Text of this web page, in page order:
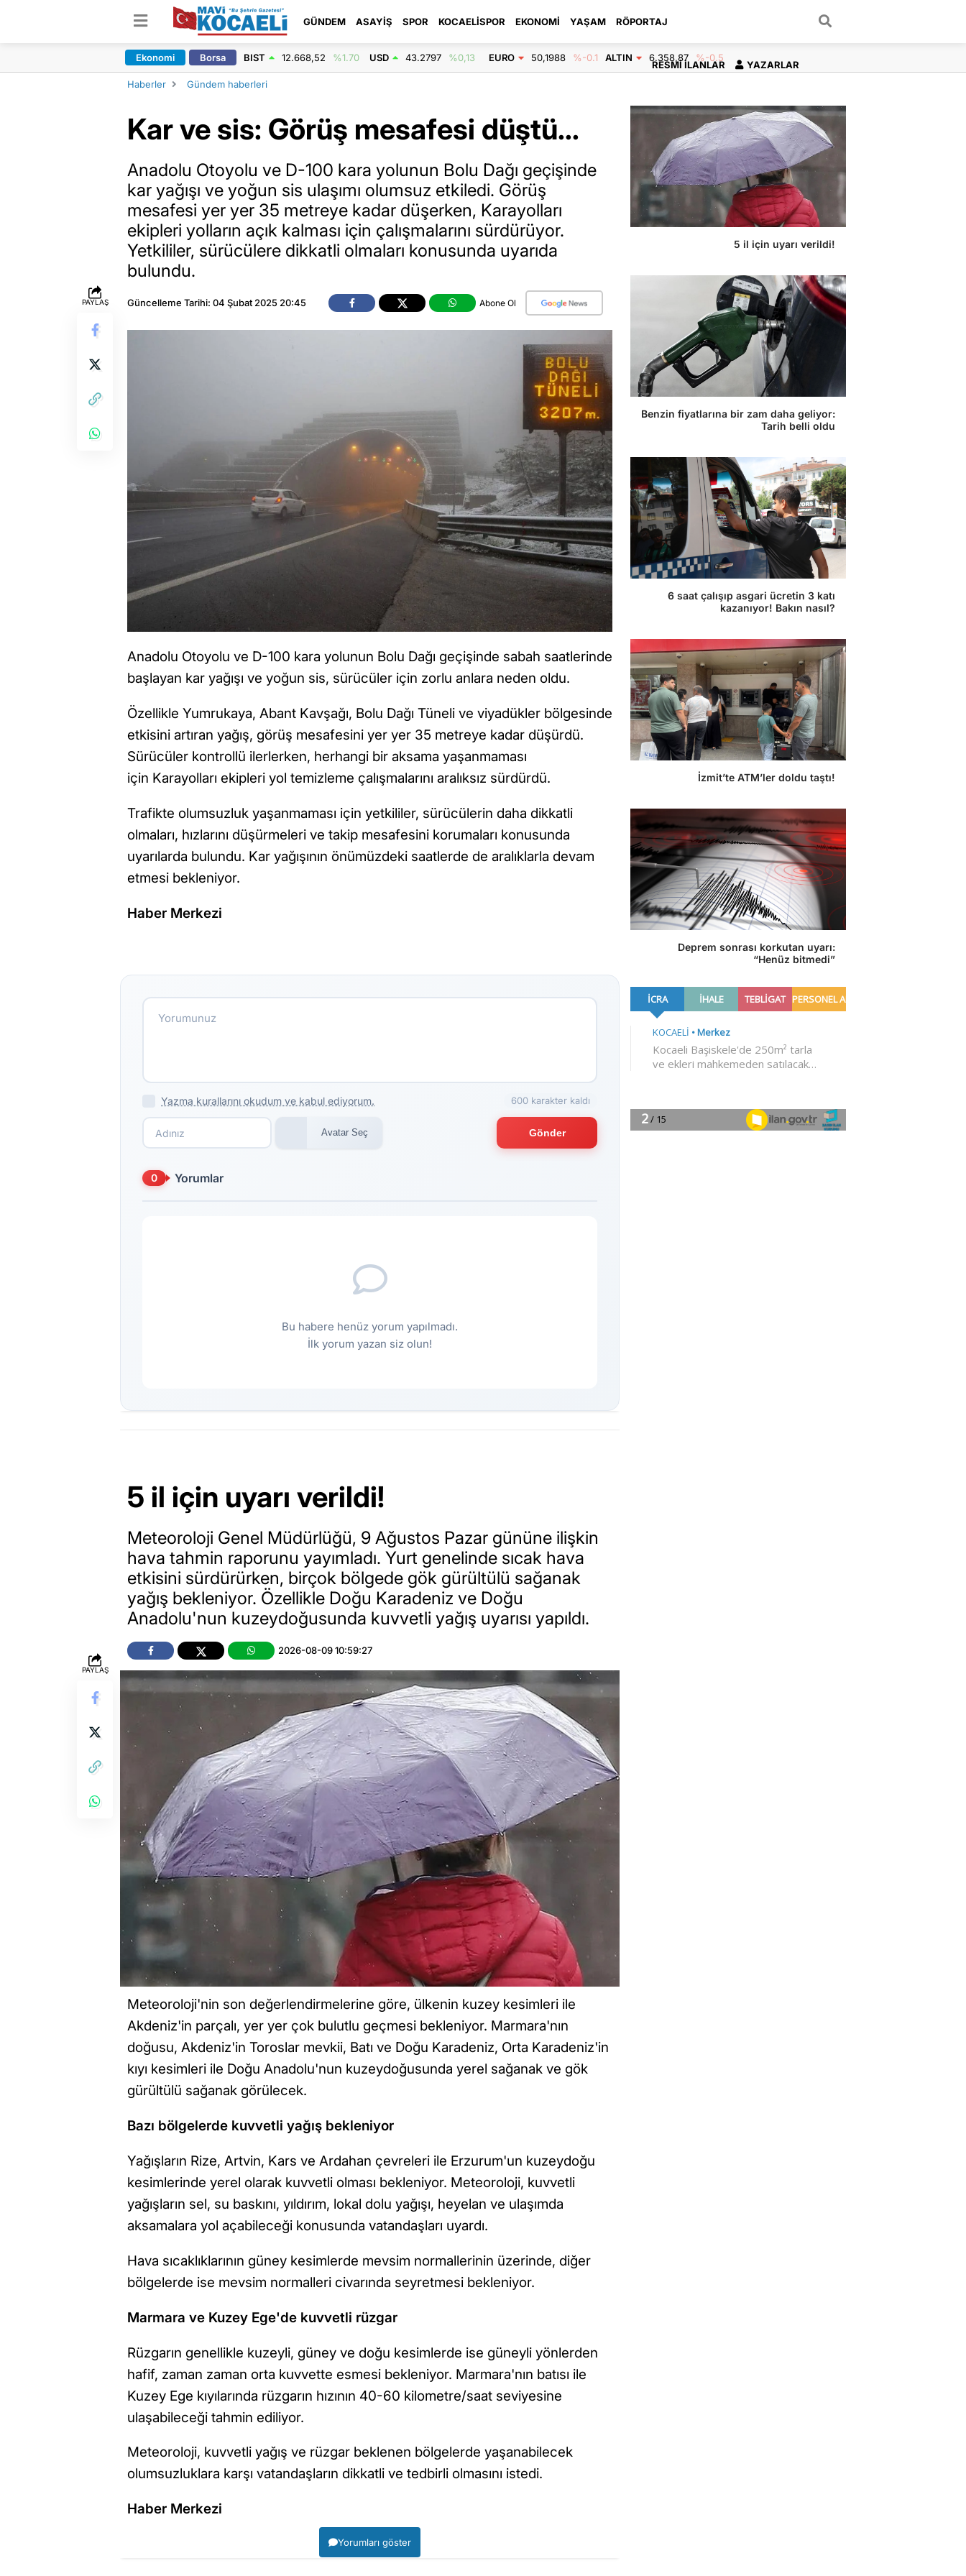
GÜNDEM ASAYIŞ SPOR KOCAELISPOR EKONOMI YAŞAM RÖPORTAJ
RESMI İLANLAR YAZARLAR
Ekonomi Borsa BIST 12.668,52 %1.70 USD 43.2797 %0,13 EURO 50,1988 %-0.1 ALTIN 6.358,87 %-0.5
Haberler Gündem haberleri
PAYLAŞ
Kar ve sis: Görüş mesafesi düştü...
Anadolu Otoyolu ve D-100 kara yolunun Bolu Dağı geçişinde
kar yağışı ve yoğun sis ulaşımı olumsuz etkiledi. Görüş
mesafesi yer yer 35 metreye kadar düşerken, Karayolları
ekipleri yolların açık kalması için çalışmalarını sürdürüyor.
Yetkililer, sürücülere dikkatli olmaları konusunda uyarıda
bulundu.
Güncelleme Tarihi: 04 Şubat 2025 20:45 Abone Ol
Anadolu Otoyolu ve D-100 kara yolunun Bolu Dağı geçişinde sabah saatlerinde
başlayan kar yağışı ve yoğun sis, sürücüler için zorlu anlara neden oldu.
Özellikle Yumrukaya, Abant Kavşağı, Bolu Dağı Tüneli ve viyadükler bölgesinde
etkisini artıran yağış, görüş mesafesini yer yer 35 metreye kadar düşürdü.
Sürücüler kontrollü ilerlerken, herhangi bir aksama yaşanmaması
için Karayolları ekipleri yol temizleme çalışmalarını aralıksız sürdürdü.
Trafikte olumsuzluk yaşanmaması için yetkililer, sürücülerin daha dikkatli
olmaları, hızlarını düşürmeleri ve takip mesafesini korumaları konusunda
uyarılarda bulundu. Kar yağışının önümüzdeki saatlerde de aralıklarla devam
etmesi bekleniyor.
Haber Merkezi
Yazma kurallarını okudum ve kabul ediyorum. 600 karakter kaldı
Avatar Seç Gönder
0 Yorumlar
Bu habere henüz yorum yapılmadı.
İlk yorum yazan siz olun!
PAYLAŞ
5 il için uyarı verildi!
Meteoroloji Genel Müdürlüğü, 9 Ağustos Pazar gününe ilişkin
hava tahmin raporunu yayımladı. Yurt genelinde sıcak hava
etkisini sürdürürken, birçok bölgede gök gürültülü sağanak
yağış bekleniyor. Özellikle Doğu Karadeniz ve Doğu
Anadolu'nun kuzeydoğusunda kuvvetli yağış uyarısı yapıldı.
2026-08-09 10:59:27
Meteoroloji'nin son değerlendirmelerine göre, ülkenin kuzey kesimleri ile
Akdeniz'in parçalı, yer yer çok bulutlu geçmesi bekleniyor. Marmara'nın
doğusu, Akdeniz'in Toroslar mevkii, Batı ve Doğu Karadeniz, Orta Karadeniz'in
kıyı kesimleri ile Doğu Anadolu'nun kuzeydoğusunda yerel sağanak ve gök
gürültülü sağanak görülecek.
Bazı bölgelerde kuvvetli yağış bekleniyor
Yağışların Rize, Artvin, Kars ve Ardahan çevreleri ile Erzurum'un kuzeydoğu
kesimlerinde yerel olarak kuvvetli olması bekleniyor. Meteoroloji, kuvvetli
yağışların sel, su baskını, yıldırım, lokal dolu yağışı, heyelan ve ulaşımda
aksamalara yol açabileceği konusunda vatandaşları uyardı.
Hava sıcaklıklarının güney kesimlerde mevsim normallerinin üzerinde, diğer
bölgelerde ise mevsim normalleri civarında seyretmesi bekleniyor.
Marmara ve Kuzey Ege'de kuvvetli rüzgar
Rüzgarın genellikle kuzeyli, güney ve doğu kesimlerde ise güneyli yönlerden
hafif, zaman zaman orta kuvvette esmesi bekleniyor. Marmara'nın batısı ile
Kuzey Ege kıyılarında rüzgarın hızının 40-60 kilometre/saat seviyesine
ulaşabileceği tahmin ediliyor.
Meteoroloji, kuvvetli yağış ve rüzgar beklenen bölgelerde yaşanabilecek
olumsuzluklara karşı vatandaşların dikkatli ve tedbirli olmasını istedi.
Haber Merkezi
Yorumları göster
5 il için uyarı verildi!
Benzin fiyatlarına bir zam daha geliyor:
Tarih belli oldu
6 saat çalışıp asgari ücretin 3 katı
kazanıyor! Bakın nasıl?
İzmit’te ATM’ler doldu taştı!
Deprem sonrası korkutan uyarı:
“Henüz bitmedi”